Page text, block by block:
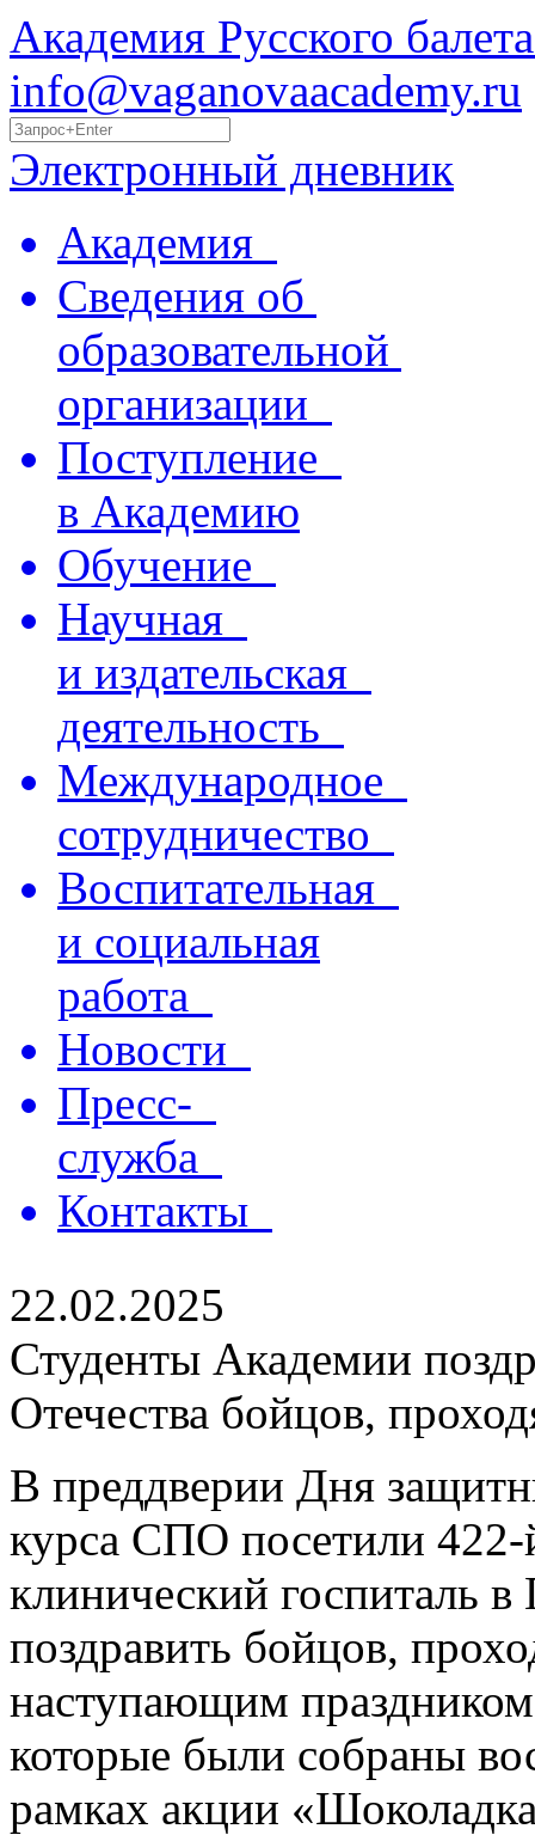
Академия Русского
info@vaganovaacademy.ru
Электронный дневник
Академия
Сведения об
образовательной
организации
Поступление
в Академию
Обучение
Научная
и издательская
деятельность
Международное
сотрудничество
Воспитательная
и социальная
работа
Новости
Пресс-
служба
Контакты
22.02.2025
Студенты Академии
Отечества бойцов,
В преддверии Дня
курса СПО посетили
клинический госпиталь
поздравить бойцов,
наступающим
которые были собраны
рамках акции